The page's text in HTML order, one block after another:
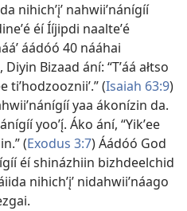
nihichʼįʼ nahwiiʼnánígíí
éí Ííjipdi naalteʼé
áádóó 40 nááhai
Bizaad ání: “Tʼáá ałtso
tiʼhodzoozniiʼ.” (Isaiah 63:9)
yaa ákonízin da.
yooʼı̨́. Áko ání, “Yikʼee
(Exodus 3:7) Áádóó God
éí shinázhiin bizhdeelchid
nihichʼįʼ nidahwiiʼnáago